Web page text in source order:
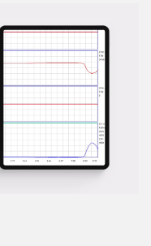
Play
Video